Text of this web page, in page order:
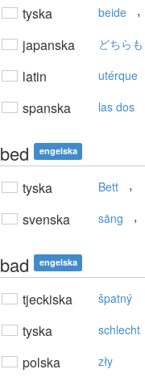
tyska beide ,
japanska どちらも
latin utérque
spanska las dos
bed engelska
tyska Bett ,
svenska säng ,
bad engelska
tjeckiska špatný
tyska schlecht
polska zły